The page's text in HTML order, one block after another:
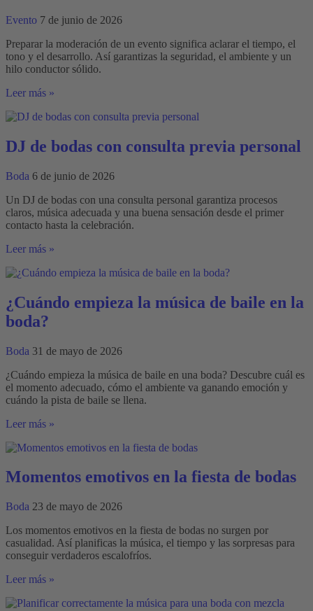
Evento 7 de junio de 2026
Preparar la moderación de un evento significa aclarar el tiempo, el
tono y el desarrollo. Así garantizas la seguridad, el ambiente y un
hilo conductor sólido.
Preparación
la
de
un
así
Leer más »
DJ de bodas con consulta previa personal
Boda 6 de junio de 2026
Un DJ de bodas con una consulta personal garantiza procesos
claros, música adecuada y una buena sensación desde el primer
contacto hasta la celebración.
DJ
bodas
consulta
previa
personal
Leer más »
¿Cuándo empieza la música de baile en la
boda?
Boda 31 de mayo de 2026
¿Cuándo empieza la música de baile en una boda? Descubre cuál es
el momento adecuado, cómo el ambiente va ganando emoción y
cuándo la pista de baile se llena.
¿Cuándo
la
de
baile
la
boda?
Leer más »
Momentos emotivos en la fiesta de bodas
Boda 23 de mayo de 2026
Los momentos emotivos en la fiesta de bodas no surgen por
casualidad. Así planificas la música, el tiempo y las sorpresas para
conseguir verdaderos escalofríos.
Momentos
en
Leer más »